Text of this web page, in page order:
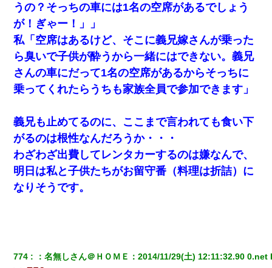
うの？そっちの車には1名の空席があるでしょう
が！ぎゃー！」」
私「空席はあるけど、そこに義兄嫁さんが乗った
ら臭いで子供が酔うから一緒にはできない。義兄
さんの車にだって1名の空席があるからそっちに
乗ってくれたらうちも家族全員で参加できます」
義兄も止めてるのに、ここまで言われても食い下
がるのは根性なんだろうか・・・
わざわざ出費してレンタカーするのは嫌なんで、
明日は私と子供たちがお留守番（料理は折詰）に
なりそうです。
774 ：名無しさん＠ＨＯＭＥ ：2014/11/29(土) 12:11:32.90 0.net